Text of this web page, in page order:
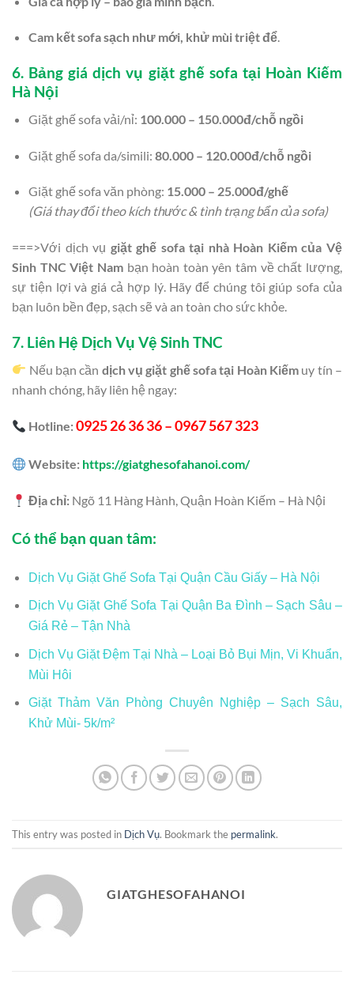
Cam kết sofa sạch như mới, khử mùi triệt để.
6. Bảng giá dịch vụ giặt ghế sofa tại Hoàn Kiếm
Hà Nội
Giặt ghế sofa vải/nỉ: 100.000 – 150.000đ/chỗ ngồi
Giặt ghế sofa da/simili: 80.000 – 120.000đ/chỗ ngồi
Giặt ghế sofa văn phòng: 15.000 – 25.000đ/ghế
(Giá thay đổi theo kích thước & tình trạng bẩn của sofa)
===>Với dịch vụ giặt ghế sofa tại nhà Hoàn Kiếm của Vệ
Sinh TNC Việt Nambạn hoàn toàn yên tâm về chất lượng,
sự tiện lợi và giá cả hợp lý. Hãy để chúng tôi giúp sofa của
bạn luôn bền đẹp, sạch sẽ và an toàn cho sức khỏe.
7. Liên Hệ Dịch Vụ Vệ Sinh TNC
Nếu bạn cần dịch vụ giặt ghế sofa tại Hoàn Kiếmuy tín –
nhanh chóng, hãy liên hệ ngay:
Hotline:0925 26 36 36 – 0967 567 323
Website: https://giatghesofahanoi.com/
Địa chỉ: Ngõ 11 Hàng Hành, Quận Hoàn Kiếm – Hà Nội
Có thể bạn quan tâm:
Dịch Vụ Giặt Ghế Sofa Tại Quận Cầu Giấy – Hà Nội
Dịch Vụ Giặt Ghế Sofa Tại Quận Ba Đình – Sạch Sâu –
Giá Rẻ – Tận Nhà
Dịch Vụ Giặt Đệm Tại Nhà – Loại Bỏ Bụi Mịn, Vi Khuẩn,
Mùi Hôi
Giặt Thảm Văn Phòng Chuyên Nghiệp – Sạch Sâu,
Khử Mùi- 5k/m²
This entry was posted in Dịch Vụ. Bookmark the permalink.
GIATGHESOFAHANOI